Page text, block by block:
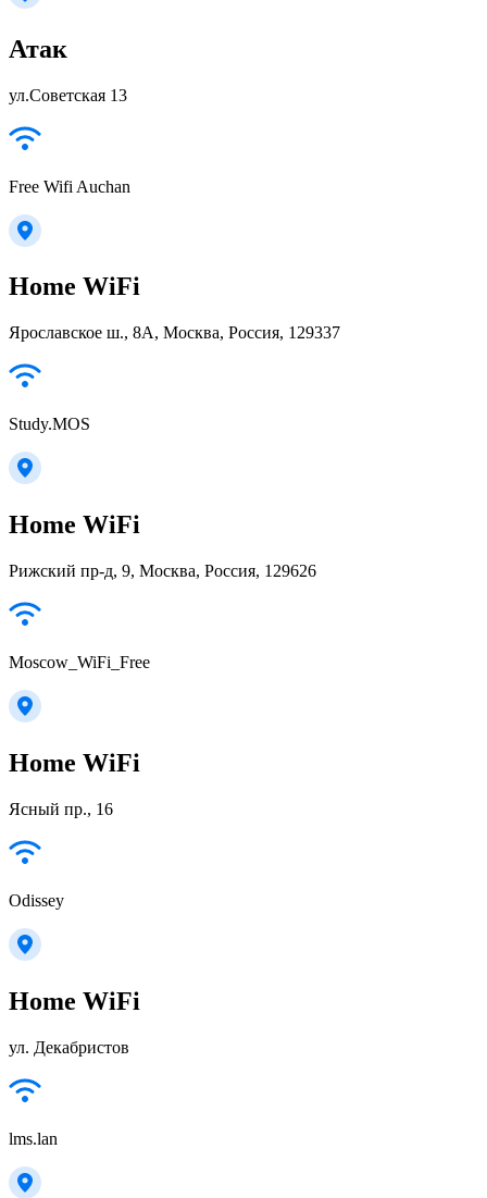
Атак
ул.Советская 13
Free Wifi Auchan
Home WiFi
Ярославское ш., 8А, Москва, Россия, 129337
Study.MOS
Home WiFi
Рижский пр-д, 9, Москва, Россия, 129626
Moscow_WiFi_Free
Home WiFi
Ясный пр., 16
Odissey
Home WiFi
ул. Декабристов
lms.lan